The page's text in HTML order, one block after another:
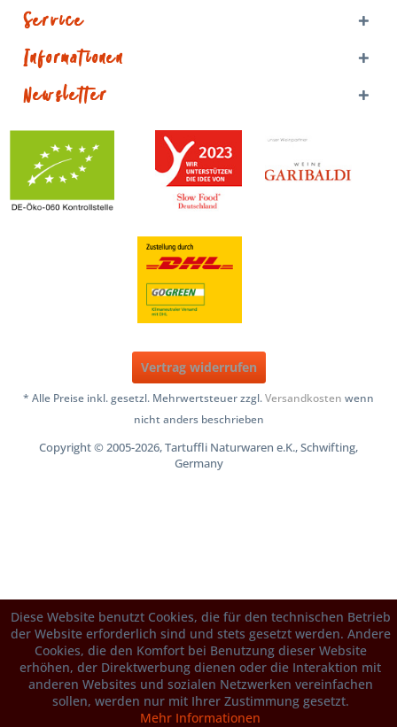
Service
Informationen
Newsletter
Vertrag widerrufen
* Alle Preise inkl. gesetzl. Mehrwertsteuer zzgl.Versandkosten wenn
nicht anders beschrieben
Copyright © 2005-2026, Tartuffli Naturwaren e.K., Schwifting,
Germany
Diese Website benutzt Cookies, die für den technischen Betrieb
der Website erforderlich sind und stets gesetzt werden. Andere
Cookies, die den Komfort bei Benutzung dieser Website
erhöhen, der Direktwerbung dienen oder die Interaktion mit
anderen Websites und sozialen Netzwerken vereinfachen
sollen, werden nur mit Ihrer Zustimmung gesetzt.
Mehr Informationen